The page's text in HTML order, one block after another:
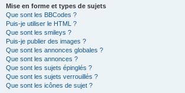
Mise en forme et types de sujets
Que sont les BBCodes ?
Puis-je utiliser le HTML ?
Que sont les smileys ?
Puis-je publier des images ?
Que sont les annonces globales ?
Que sont les annonces ?
Que sont les sujets épinglés ?
Que sont les sujets verrouillés ?
Que sont les icônes de sujet ?